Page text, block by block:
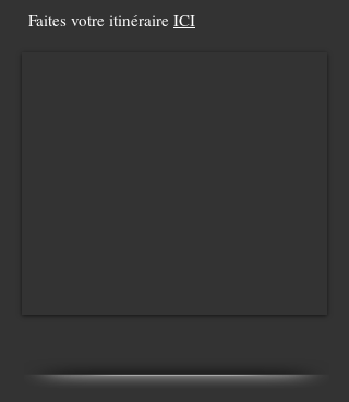
Faites votre itinéraire ICI